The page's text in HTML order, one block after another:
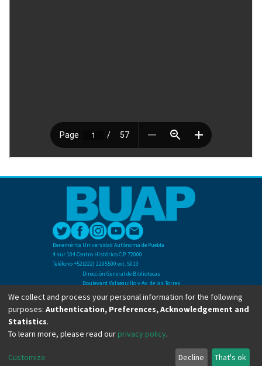
Benemérita Universidad Autónoma de Puebla
4 sur 104 Centro Histórico C.P. 72000
Teléfono +52(222) 2295500 ext. 5013
Dirección General de Bibliotecas
Boulevard Valsequillo y Av. de las Torres
Ciudad Universitaria. Col. San Manuel
C.P. 72570
Teléfono +52 (222) 2295500 Ext 2901
Copyright © Dirección General de Bibliotecas - BUAP 2024. All right reserved.
We collect and process your personal information for the following
purposes: Authentication, Preferences, Acknowledgement and
Statistics.
To learn more, please read our privacy policy.
Customize Decline That's ok